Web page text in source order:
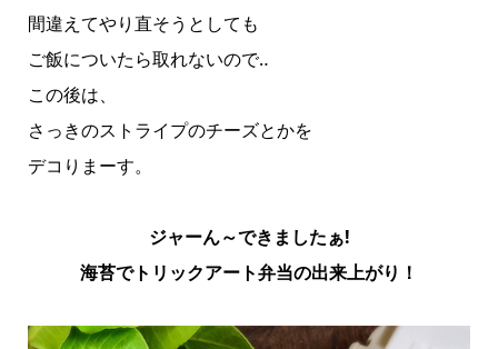
間違えてやり直そうとしても
ご飯についたら取れないので‥
この後は、
さっきのストライプのチーズとかを
デコりまーす。
ジャーん～できましたぁ!
海苔でトリックアート弁当の出来上がり！